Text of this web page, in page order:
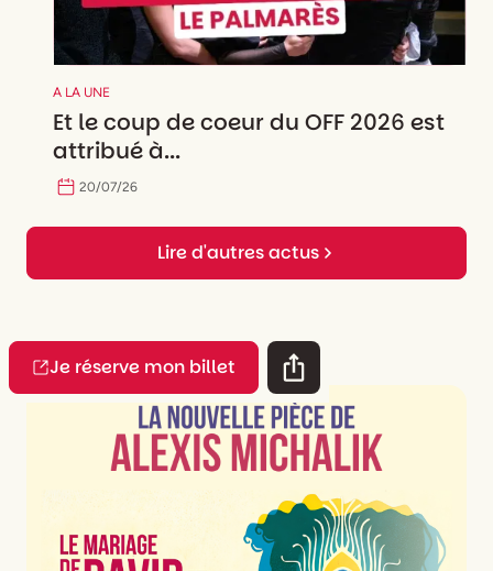
A LA UNE
Et le coup de coeur du OFF 2026 est
attribué à...
20/07/26
Lire d'autres actus
Je réserve mon billet